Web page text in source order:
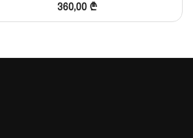
360,00 ₾